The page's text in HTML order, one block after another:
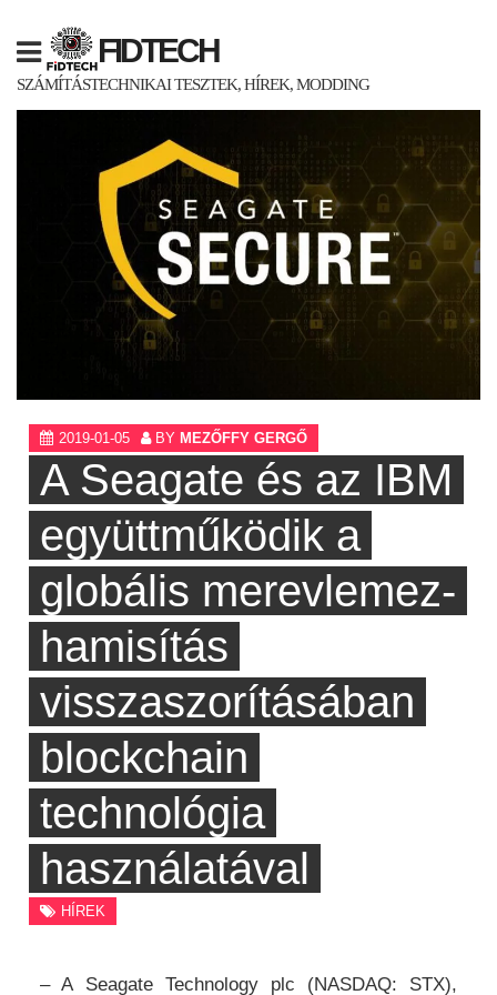
content
FIDTECH
SZÁMÍTÁSTECHNIKAI TESZTEK, HÍREK, MODDING
2019-01-05 BY MEZŐFFY GERGŐ
A Seagate és az IBM
együttműködik a
globális merevlemez-
hamisítás
visszaszorításában
blockchain
technológia
használatával
HÍREK
– A Seagate Technology plc (NASDAQ: STX),